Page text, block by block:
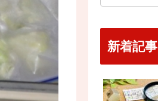
新着記事